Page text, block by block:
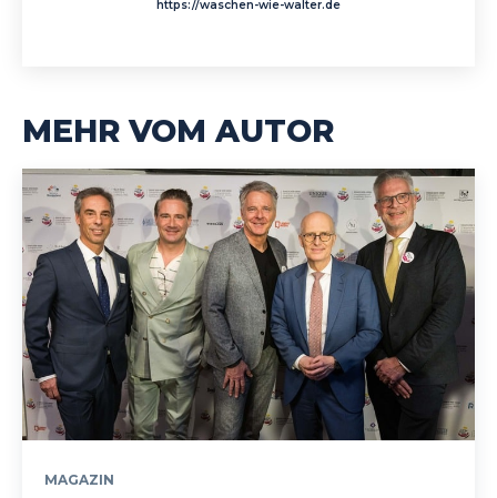
https://waschen-wie-walter.de
MEHR VOM AUTOR
MAGAZIN